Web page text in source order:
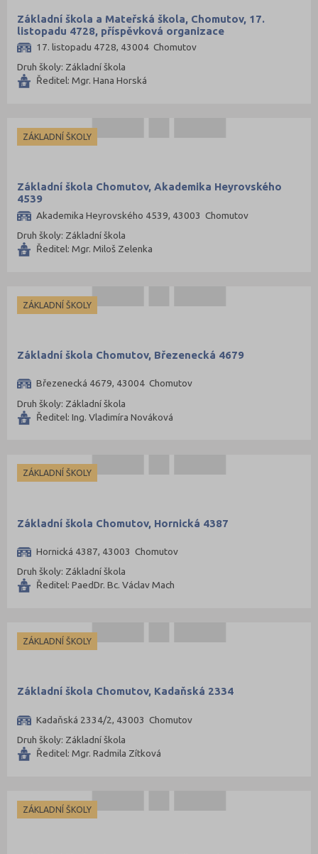
Základní škola a Mateřská škola, Chomutov, 17.
listopadu 4728, příspěvková organizace
17. listopadu 4728, 43004 Chomutov
Druh školy: Základní škola
Ředitel: Mgr. Hana Horská
ZÁKLADNÍ ŠKOLY
Základní škola Chomutov, Akademika Heyrovského
4539
Akademika Heyrovského 4539, 43003 Chomutov
Druh školy: Základní škola
Ředitel: Mgr. Miloš Zelenka
ZÁKLADNÍ ŠKOLY
Základní škola Chomutov, Březenecká 4679
Březenecká 4679, 43004 Chomutov
Druh školy: Základní škola
Ředitel: Ing. Vladimíra Nováková
ZÁKLADNÍ ŠKOLY
Základní škola Chomutov, Hornická 4387
Hornická 4387, 43003 Chomutov
Druh školy: Základní škola
Ředitel: PaedDr. Bc. Václav Mach
ZÁKLADNÍ ŠKOLY
Základní škola Chomutov, Kadaňská 2334
Kadaňská 2334/2, 43003 Chomutov
Druh školy: Základní škola
Ředitel: Mgr. Radmila Zítková
ZÁKLADNÍ ŠKOLY